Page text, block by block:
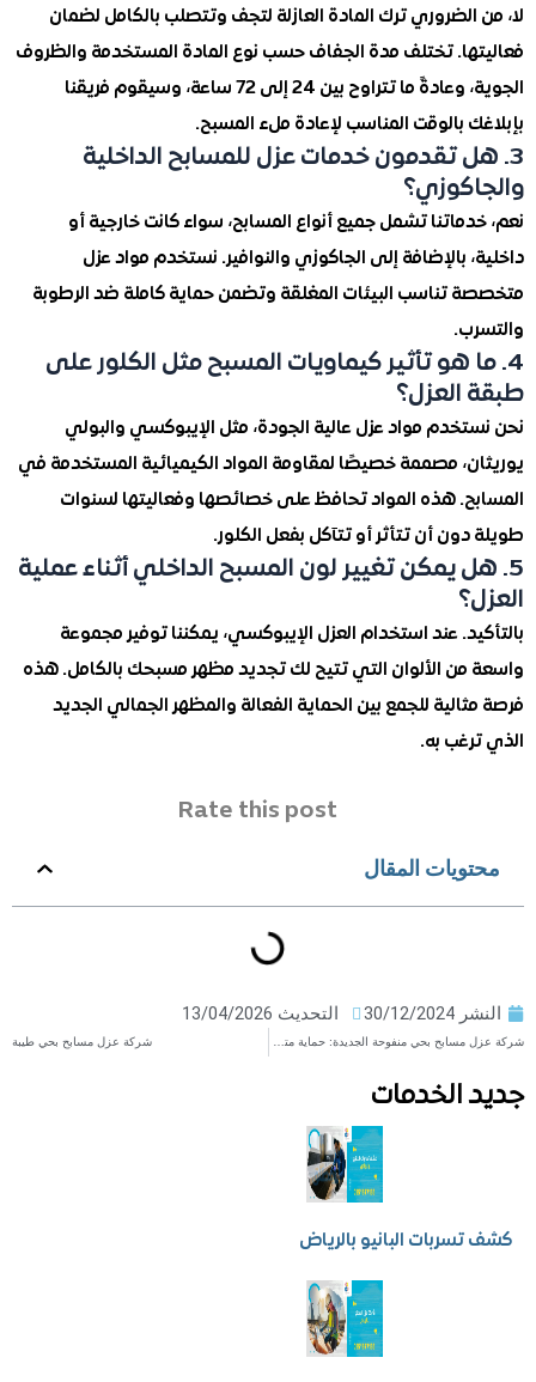
ترك المادة العازلة لتجف وتتصلب بالكامل لضمان
تختلف مدة الجفاف حسب نوع المادة المستخدمة والظروف
الجوية، وعادةً ما تتراوح بين 24 إلى 72 ساعة، وسيقوم فريقنا
بالوقت المناسب لإعادة ملء المسبح.
تقدمون خدمات عزل للمسابح الداخلية
تشمل جميع أنواع المسابح، سواء كانت خارجية أو
بالإضافة إلى الجاكوزي والنوافير. نستخدم مواد عزل
تناسب البيئات المغلقة وتضمن حماية كاملة ضد الرطوبة
هو تأثير كيماويات المسبح مثل الكلور على
مواد عزل عالية الجودة، مثل الإيبوكسي والبولي
مصممة خصيصًا لمقاومة المواد الكيميائية المستخدمة في
هذه المواد تحافظ على خصائصها وفعاليتها لسنوات
أن تتأثر أو تتآكل بفعل الكلور.
يمكن تغيير لون المسبح الداخلي أثناء عملية
عند استخدام العزل الإيبوكسي، يمكننا توفير مجموعة
الألوان التي تتيح لك تجديد مظهر مسبحك بالكامل. هذه
للجمع بين الحماية الفعالة والمظهر الجمالي الجديد
به.
Rate this post
المقال
30/12/2024 التحديث 13/04/2026
شركة عزل مسابح بحي منفوحة الجديدة: حماية متكاملة وحلول دائمة شركة عزل مسابح بحي طيبة
الخدمات
البانيو بالرياض